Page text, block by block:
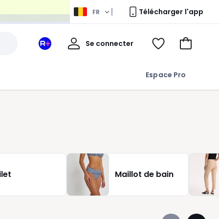
FR Télécharger l'app
Espace Pro
Mon
Se connecter
Mon
Voir
Aller
Maillot de bain